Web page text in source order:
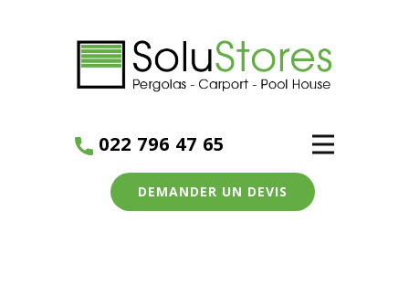
022 796 47 65
DEMANDER UN DEVIS